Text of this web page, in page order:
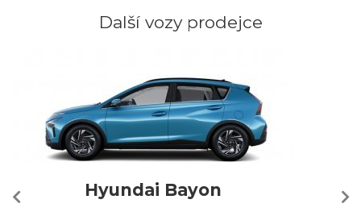
Další vozy prodejce
Hyundai Bayon